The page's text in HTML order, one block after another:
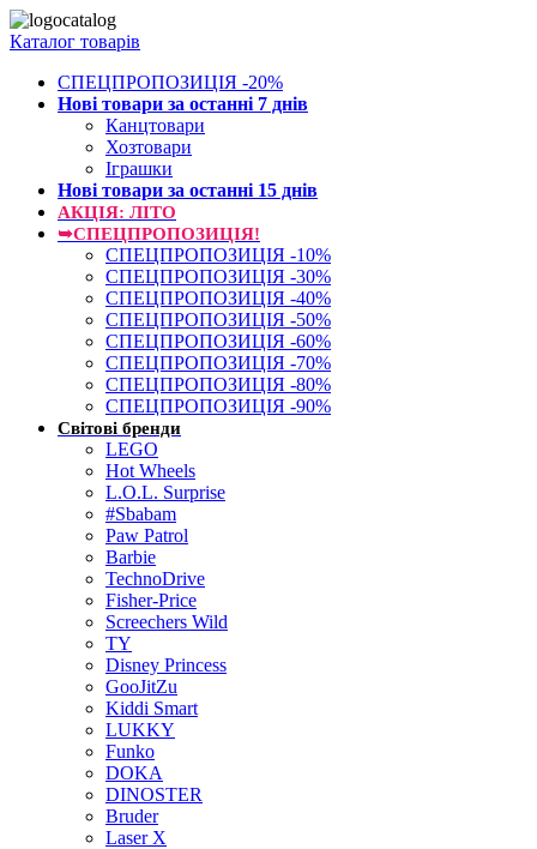
Каталог товарів
СПЕЦПРОПОЗИЦІЯ -20%
Нові товари за останнi 7 днiв
Канцтовари
Хозтовари
Іграшки
Нові товари за останнi 15 днiв
АКЦІЯ: ЛІТО
➥СПЕЦПРОПОЗИЦІЯ!
СПЕЦПРОПОЗИЦІЯ -10%
СПЕЦПРОПОЗИЦІЯ -30%
СПЕЦПРОПОЗИЦІЯ -40%
СПЕЦПРОПОЗИЦІЯ -50%
СПЕЦПРОПОЗИЦІЯ -60%
СПЕЦПРОПОЗИЦІЯ -70%
СПЕЦПРОПОЗИЦІЯ -80%
СПЕЦПРОПОЗИЦІЯ -90%
Світові бренди
LEGO
Hot Wheels
L.O.L. Surprise
#Sbabam
Paw Patrol
Barbie
TechnoDrive
Fisher-Price
Screechers Wild
TY
Disney Princess
GooJitZu
Kiddi Smart
LUKKY
Funko
DOKA
DINOSTER
Bruder
Laser X